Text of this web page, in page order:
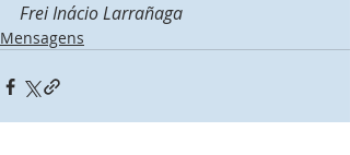
Frei Inácio Larrañaga
Mensagens